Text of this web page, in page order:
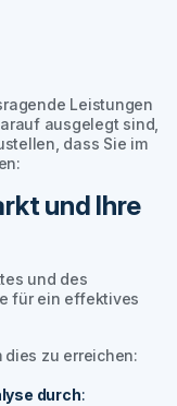
Leistungen
ausgelegt sind,
dass Sie im
und Ihre
und des
für ein effektives
zu erreichen:
durch: